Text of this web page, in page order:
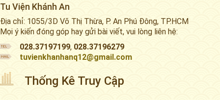
Tu Viện Khánh An
Địa chỉ: 1055/3D Võ Thị Thừa, P. An Phú Đông, TP.HCM
Mọi ý kiến đóng góp hay gửi bài viết, vui lòng liên hệ:
028.37197199, 028.37196279
tuvienkhanhanq12@gmail.com
Thống Kê Truy Cập